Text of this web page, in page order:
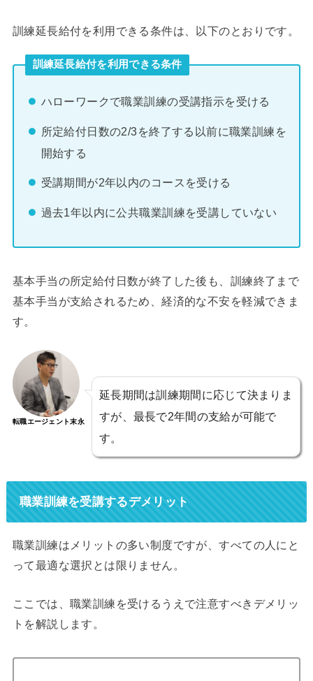
訓練延長給付を利用できる条件は、以下のとおりです。
訓練延長給付を利用できる条件
ハローワークで職業訓練の受講指示を受ける
所定給付日数の2/3を終了する以前に職業訓練を
開始する
受講期間が2年以内のコースを受ける
過去1年以内に公共職業訓練を受講していない
基本手当の所定給付日数が終了した後も、訓練終了まで
基本手当が支給されるため、経済的な不安を軽減できま
す。
転職エージェント末永
延長期間は訓練期間に応じて決まりま
すが、最長で2年間の支給が可能で
す。
職業訓練を受講するデメリット
職業訓練はメリットの多い制度ですが、すべての人にと
って最適な選択とは限りません。
ここでは、職業訓練を受けるうえで注意すべきデメリッ
トを解説します。